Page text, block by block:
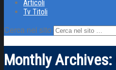
Articoli
Tv Titoli
Cerca nel sito
Monthly Archives: